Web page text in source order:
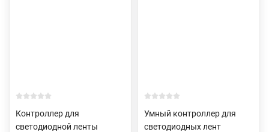
Контроллер для
светодиодной ленты
Умный контроллер для
светодиодных лент